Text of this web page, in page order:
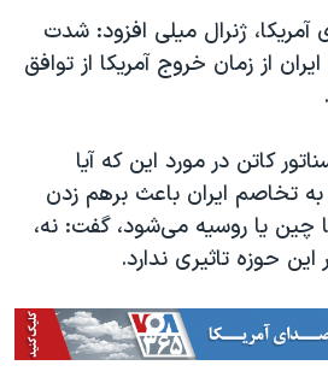
ژنرال میلی افزود: شدت
از زمان خروج آمریکا از توافق
کاتن در مورد این که آیا
تخاصم ایران باعث برهم زدن
چین یا روسیه می‌شود، گفت: نه،
حوزه تاثیری ندارد.